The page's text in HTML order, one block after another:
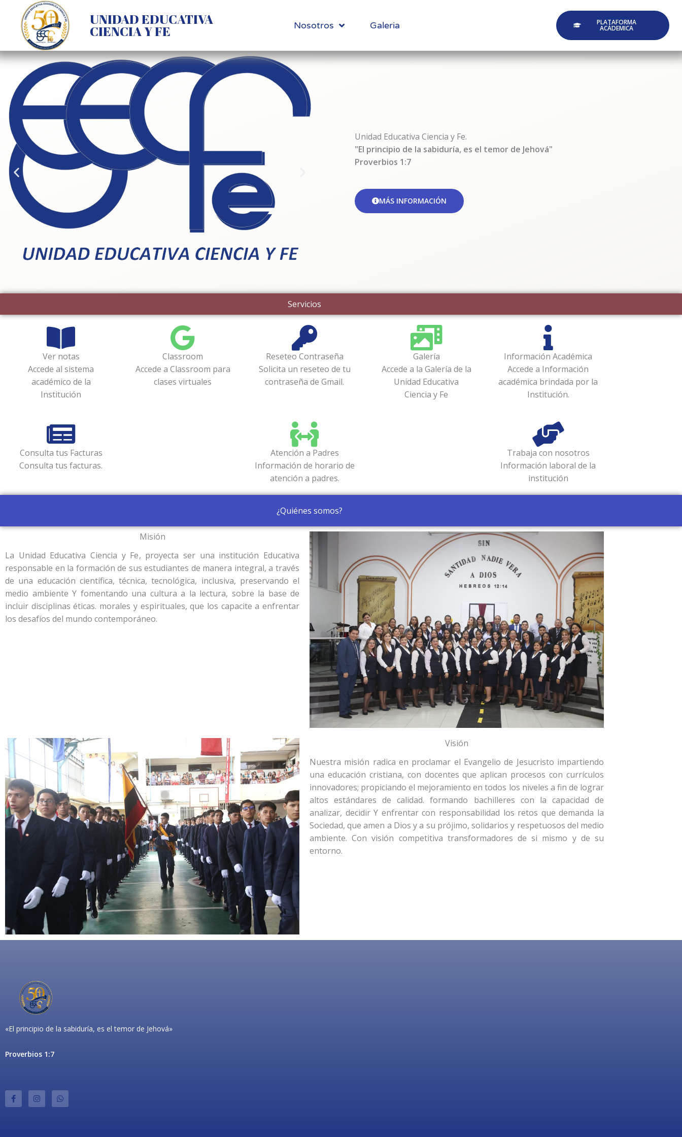
contenido
UNIDAD EDUCATIVA
CIENCIA Y FE Nosotros Galeria PLATAFORMA
ACÁDEMICA
Unidad Educativa Ciencia y Fe.
"El principio de la sabiduría, es el temor de Jehová"
Proverbios 1:7
MÁS INFORMACIÓN
Servicios
Ver notas
Accede al sistema
académico de la
Institución
Classroom
Accede a Classroom para
clases virtuales
Reseteo Contraseña
Solicita un reseteo de tu
contraseña de Gmail.
Galería
Accede a la Galería de la
Unidad Educativa
Ciencia y Fe
Información Académica
Accede a Información
académica brindada por la
Institución.
Consulta tus Facturas
Consulta tus facturas.
Atención a Padres
Información de horario de
atención a padres.
Trabaja con nosotros
Información laboral de la
institución
¿Quiénes somos?
Misión
La Unidad Educativa Ciencia y Fe, proyecta ser una institución Educativa
responsable en la formación de sus estudiantes de manera integral, a través
de una educación científica, técnica, tecnológica, inclusiva, preservando el
medio ambiente Y fomentando una cultura a la lectura, sobre la base de
incluir disciplinas éticas. morales y espirituales, que los capacite a enfrentar
los desafíos del mundo contemporáneo.
Visión
Nuestra misión radica en proclamar el Evangelio de Jesucristo impartiendo
una educación cristiana, con docentes que aplican procesos con currículos
innovadores; propiciando el mejoramiento en todos los niveles a fin de lograr
altos estándares de calidad. formando bachilleres con la capacidad de
analizar, decidir Y enfrentar con responsabilidad los retos que demanda la
Sociedad, que amen a Dios y a su prójimo, solidarios y respetuosos del medio
ambiente. Con visión competitiva transformadores de si mismo y de su
entorno.
«El principio de la sabiduría, es el temor de Jehová»
Proverbios 1:7
a
c
e
n
s
t
h
a
t